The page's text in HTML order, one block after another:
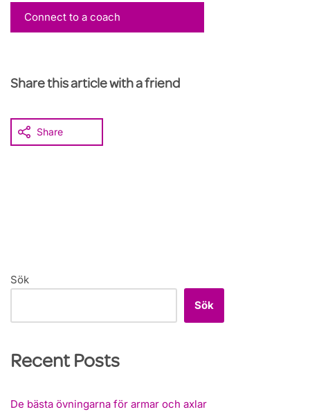
Connect to a coach
Share this article with a friend
Share
Sök
Sök
Recent Posts
De bästa övningarna för armar och axlar